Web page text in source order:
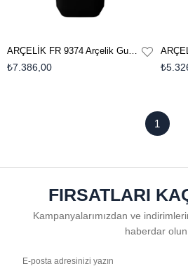
ARÇELİK FR 9374 Arçelik Gurme SteamFry® Az Yağlı Fritöz
₺7.386,00
1
FIRSATLARI
Kampanyalarımızdan ve
haberdar